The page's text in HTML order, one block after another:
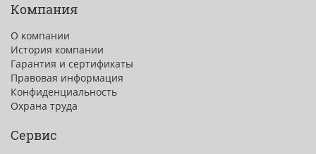
Компания
О компании
История компании
Гарантия и сертификаты
Правовая информация
Конфиденциальность
Охрана труда
Сервис